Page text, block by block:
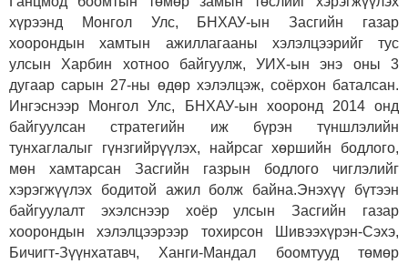
хүрээнд Монгол Улс, БНХАУ-ын Засгийн газар
хоорондын хамтын ажиллагааны хэлэлцээрийг тус
улсын Харбин хотноо байгуулж, УИХ-ын энэ оны 3
дугаар сарын 27-ны өдөр хэлэлцэж, соёрхон баталсан.
Ингэснээр Монгол Улс, БНХАУ-ын хооронд 2014 онд
байгуулсан стратегийн иж бүрэн түншлэлийн
тунхаглалыг гүнзгийрүүлэх, найрсаг хөршийн бодлого,
мөн хамтарсан Засгийн газрын бодлого чиглэлийг
хэрэгжүүлэх бодитой ажил болж байна.Энэхүү бүтээн
байгуулалт эхэлснээр хоёр улсын Засгийн газар
хоорондын хэлэлцээрээр тохирсон Шивээхүрэн-Сэхэ,
Бичигт-Зүүнхатавч, Ханги-Мандал боомтууд төмөр